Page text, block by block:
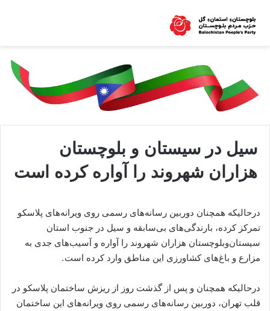
سیل در سیستان و بلوچستان
هزاران شهروند را آواره کرده است
درحالیکه همچنان دوربین رسانه‌های رسمی روی ویرانه‌های پلاسکو
تمرکز کرده، بارندگی‌های بی‌سابقه و سیل در جنوب استان
سیستان‌وبلوچستان هزاران شهروند را آواره و آسیب‌های جدی به
مزارع و باغ‌های کشاورزی این مناطق وارد کرده است.
درحالیکه همچنان و پس از گذشت روز از ریزش ساختمان پلاسکو در
قلب تهران، دوربین رسانه‌های رسمی روی ویرانه‌های این ساختمان